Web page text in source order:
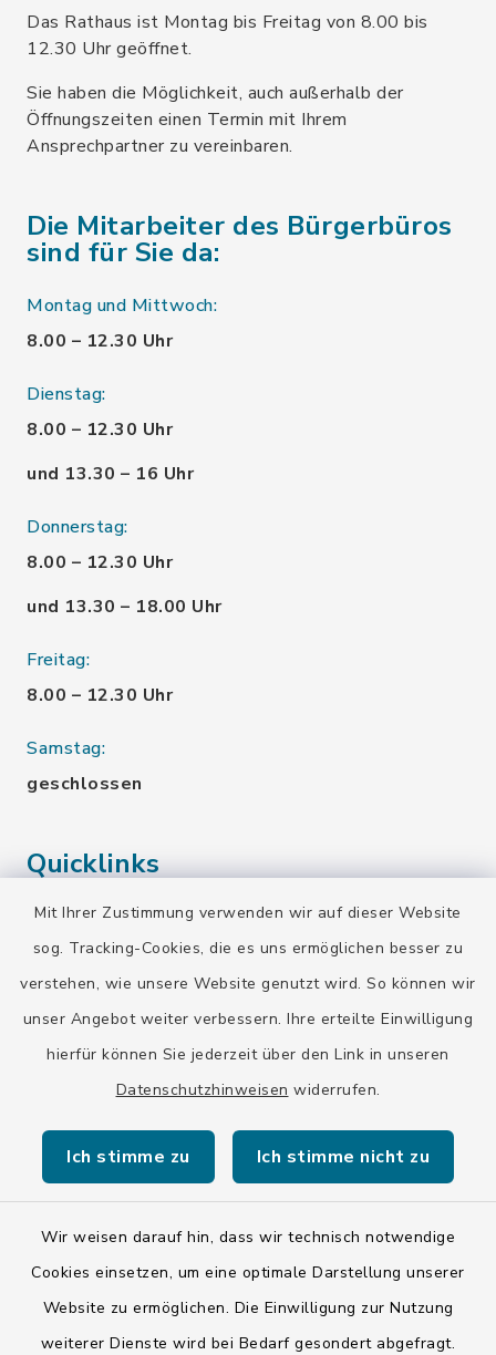
Mit Ihrer Zustimmung verwenden wir auf dieser Website
sog. Tracking-Cookies, die es uns ermöglichen besser zu
verstehen, wie unsere Website genutzt wird. So können wir
unser Angebot weiter verbessern. Ihre erteilte Einwilligung
hierfür können Sie jederzeit über den Link in unseren
Datenschutzhinweisen widerrufen.
Ich stimme zu Ich stimme nicht zu
Wir weisen darauf hin, dass wir technisch notwendige
Cookies einsetzen, um eine optimale Darstellung unserer
Website zu ermöglichen. Die Einwilligung zur Nutzung
weiterer Dienste wird bei Bedarf gesondert abgefragt.
Das Rathaus ist Montag bis Freitag von 8.00 bis
12.30 Uhr geöffnet.
Sie haben die Möglichkeit, auch außerhalb der
Öffnungszeiten einen Termin mit Ihrem
Ansprechpartner zu vereinbaren.
Die Mitarbeiter des Bürgerbüros
sind für Sie da:
Montag und Mittwoch:
8.00 – 12.30 Uhr
Dienstag:
8.00 – 12.30 Uhr
und 13.30 – 16 Uhr
Donnerstag:
8.00 – 12.30 Uhr
und 13.30 – 18.00 Uhr
Freitag:
8.00 – 12.30 Uhr
Samstag:
geschlossen
Quicklinks
Landratsamt Bad Tölz-Wolfratshausen
Bayern-Fahrplan
BayernPortal
Kontakt
Barrierefreiheit